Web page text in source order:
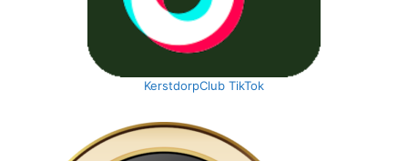
KerstdorpClub TikTok